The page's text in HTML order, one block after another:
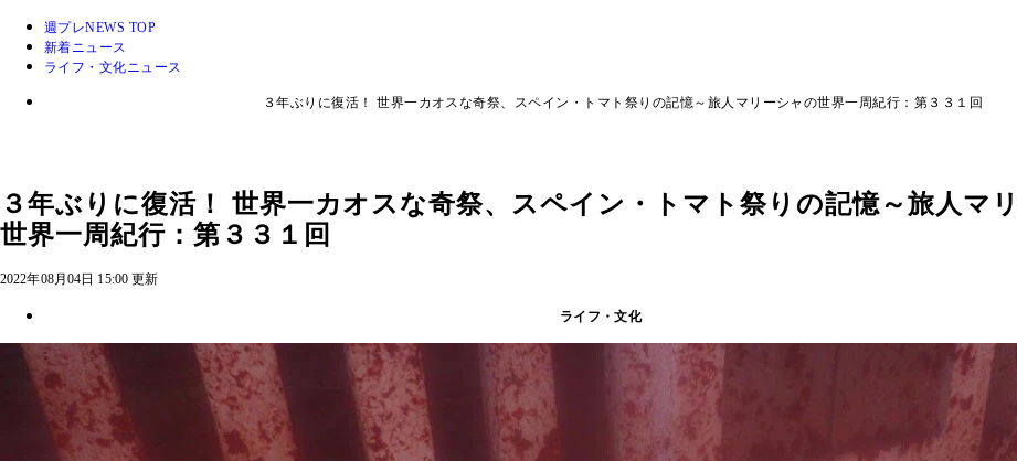
週プレNEWS TOP
新着ニュース
ライフ・文化ニュース
３年ぶりに復活！ 世界一カオスな奇祭、スペイン・トマト祭りの記憶～旅人マリーシャの世界一周紀行：第３３１回
３年ぶりに復活！ 世界一カオスな奇祭、スペイン・トマト祭りの記憶～旅人マ
世界一周紀行：第３３１回
2022年08月04日 15:00 更新
ライフ・文化